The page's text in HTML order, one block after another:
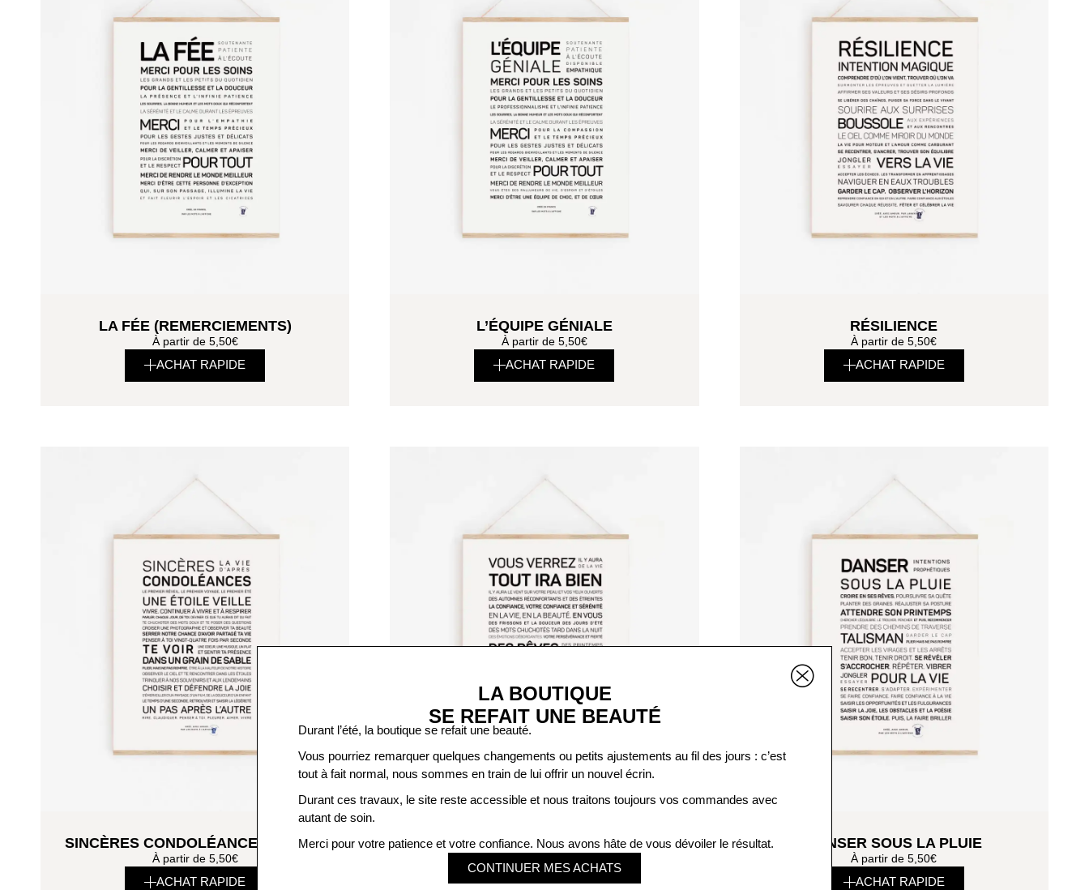
LA FÉE (REMERCIEMENTS)
À partir de 5,50€
ACHAT RAPIDE
L’ÉQUIPE GÉNIALE
À partir de 5,50€
ACHAT RAPIDE
RÉSILIENCE
À partir de5,50€
ACHAT RAPIDE
SINCÈRES CONDOLÉANCES (DEUIL)
À partir de 5,50€
ACHAT RAPIDE
VOUS VERREZ, TOUT IRA BIEN
ACHAT RAPIDE
DANSER SOUS LA PLUIE
À partir de5,50€
ACHAT RAPIDE
LA BOUTIQUE
SE REFAIT UNE BEAUTÉ
Durant l’été, la boutique se refait une beauté.
Vous pourriez remarquer quelques changements ou petits ajustements au fil des jours : c’est
tout à fait normal, nous sommes en train de lui offrir un nouvel écrin.
Durant ces travaux, le site reste accessible et nous traitons toujours vos commandes avec
autant de soin.
Merci pour votre patience et votre confiance. Nous avons hâte de vous dévoiler le résultat.
CONTINUER MES ACHATS